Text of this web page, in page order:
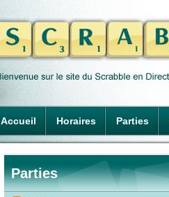
Accueil Horaires Parties
Parties